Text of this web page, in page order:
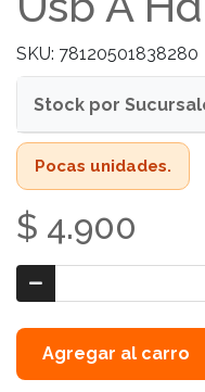
SKU: 78120501838280
Stock por
Pocas unidades.
$ 4.900
Agregar al carro